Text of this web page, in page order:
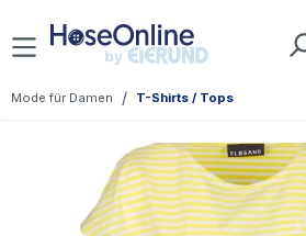
Zum Hauptinhalt springen
Mode für Damen / T-Shirts / Tops
Bildergalerie überspringen